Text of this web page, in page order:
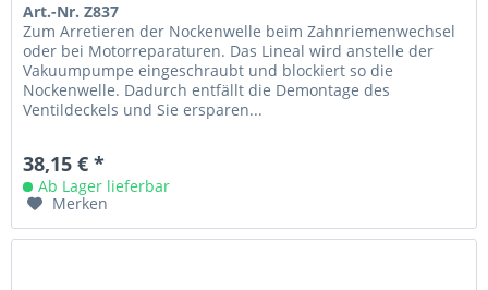
Art.-Nr. Z837
Zum Arretieren der Nockenwelle beim Zahnriemenwechsel
oder bei Motorreparaturen. Das Lineal wird anstelle der
Vakuumpumpe eingeschraubt und blockiert so die
Nockenwelle. Dadurch entfällt die Demontage des
Ventildeckels und Sie ersparen...
38,15 € *
Ab Lager lieferbar
Merken